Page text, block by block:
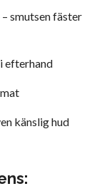
smutsen fäster
efterhand
känslig hud